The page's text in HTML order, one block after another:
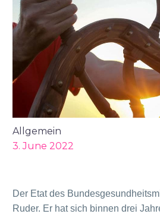
Allgemein
3. June 2022
Der Etat des
Ruder. Er hat sich binnen drei